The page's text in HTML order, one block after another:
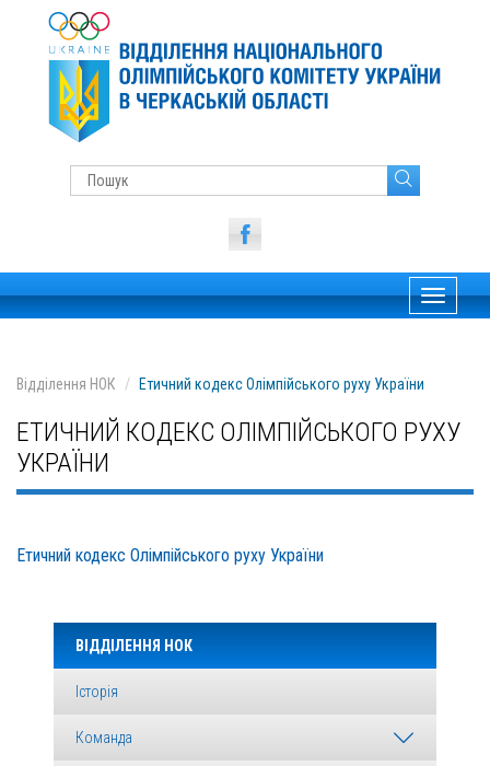
Toggle
Відділення НОК Етичний кодекс Олімпійського руху України
ЕТИЧНИЙ КОДЕКС ОЛІМПІЙСЬКОГО РУХУ
УКРАЇНИ
Етичний кодекс Олімпійського руху України
ВІДДІЛЕННЯ НОК
Історія
Команда